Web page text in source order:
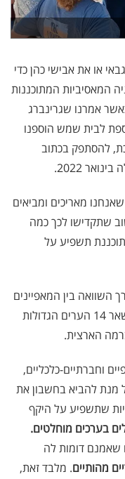
או את אבישי כהן כדי
המאסיביות המתוכננות
אמרנו שגרינברג
לבית שמש הוספנו
להסתפק בכתוב
2022.
מאריכים ומביאים
שתקדישו לכך כמה
תשפיע על
השוואה בין המאפיינים
של העיר בית שמש לבין המאפיינים של שאר 14 הערים הגדולות
הארצית.
וחברתיים-כלכליים,
מנת להביא בחשבון את
שתשפיע על היקף
בערכים מוחלטים.
שאמנם דומות לה
מהותיים. מלבד זאת,